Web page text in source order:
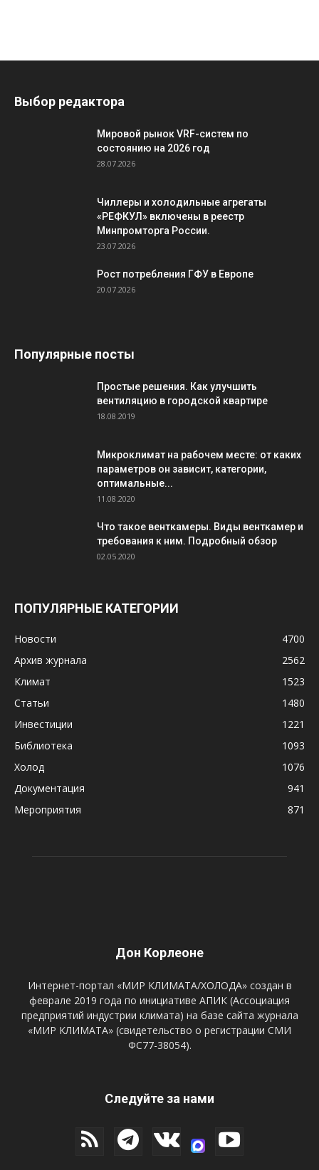
Выбор редактора
Мировой рынок VRF-систем по
состоянию на 2026 год
28.07.2026
Чиллеры и холодильные агрегаты
«РЕФКУЛ» включены в реестр
Минпромторга России.
23.07.2026
Рост потребления ГФУ в Европе
20.07.2026
Популярные посты
Простые решения. Как улучшить
вентиляцию в городской квартире
18.08.2019
Микроклимат на рабочем месте: от каких
параметров он зависит, категории,
оптимальные...
11.08.2020
Что такое венткамеры. Виды венткамер и
требования к ним. Подробный обзор
02.05.2020
ПОПУЛЯРНЫЕ КАТЕГОРИИ
Новости
4700
Архив журнала
2562
Климат
1523
Статьи
1480
Инвестиции
1221
Библиотека
1093
Холод
1076
Документация
941
Мероприятия
871
Дон Корлеоне
Интернет-портал «МИР КЛИМАТА/ХОЛОДА» создан в
феврале 2019 года по инициативе АПИК (Ассоциация
предприятий индустрии климата) на базе сайта журнала
«МИР КЛИМАТА» (свидетельство о регистрации СМИ
ФС77-38054).
Следуйте за нами